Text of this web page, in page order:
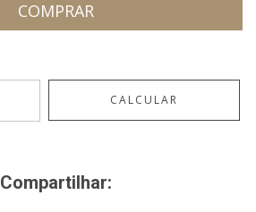
CALCULAR
Compartilhar: